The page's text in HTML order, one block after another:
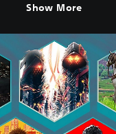
Show More